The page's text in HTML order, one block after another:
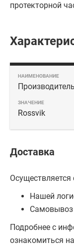
протекторной
Производитель
Rossvik
Доставка
Нашей
Самовывоз
Подробнее с
ознакомиться